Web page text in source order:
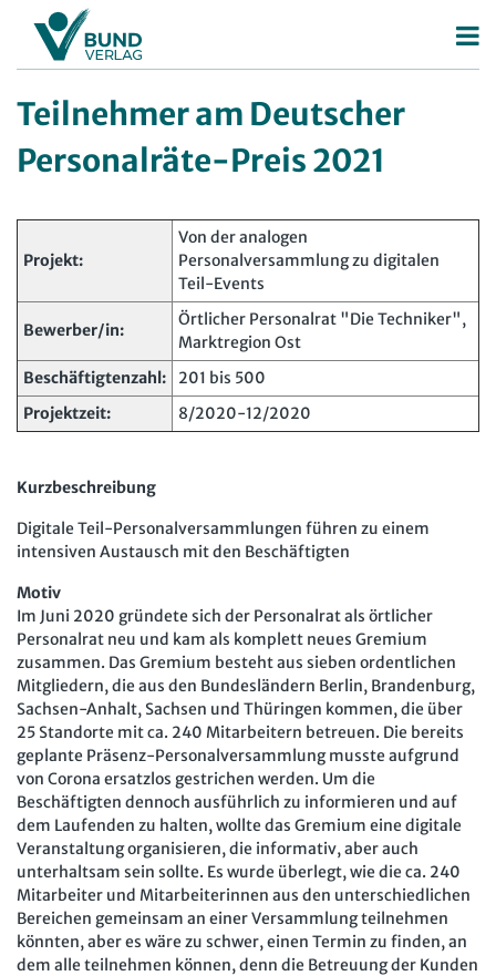
Mitbestimmung
Arbeitsschutz
Beschäftigtendatenschutz
Deutscher Betriebsrätepreis
Mitbestimmungskompass
Personalvertretungsrecht
Beschäftigtendatenschutz
Lexikon
JAV
Arbeit in der JAV
SBV
Arbeit in der MAV
Bücher
Zeitschriften
Arbeitsrecht im Betrieb
Der Personalrat
Computer und Arbeit
Gute Arbeit
Betriebsrat und Mitbestimmung
Arbeitsschutz und Mitbestimmung
Schwerbehindertenrecht und Inklusion
Fachmodule
Betriebsratswissen online
Beschäftigtendatenschutz online
Personalratswissen online
Schwerbehindertenrecht online
Arbeitszeit online
KI-Praxis Arbeitsrecht online
Software
Newsletter
Bund SHOP
Abo
mein Bund-Online
Teilnehmer am Deutscher
Personalräte-Preis 2021
Projekt:
Von der analogen
Personalversammlung zu digitalen
Teil-Events
Bewerber/in:
Örtlicher Personalrat "Die Techniker",
Marktregion Ost
Beschäftigtenzahl:
201 bis 500
Projektzeit:
8/2020-12/2020
Kurzbeschreibung
Digitale Teil-Personalversammlungen führen zu einem
intensiven Austausch mit den Beschäftigten
Motiv
Im Juni 2020 gründete sich der Personalrat als örtlicher
Personalrat neu und kam als komplett neues Gremium
zusammen. Das Gremium besteht aus sieben ordentlichen
Mitgliedern, die aus den Bundesländern Berlin, Brandenburg,
Sachsen-Anhalt, Sachsen und Thüringen kommen, die über
25 Standorte mit ca. 240 Mitarbeitern betreuen. Die bereits
geplante Präsenz-Personalversammlung musste aufgrund
von Corona ersatzlos gestrichen werden. Um die
Beschäftigten dennoch ausführlich zu informieren und auf
dem Laufenden zu halten, wollte das Gremium eine digitale
Veranstaltung organisieren, die informativ, aber auch
unterhaltsam sein sollte. Es wurde überlegt, wie die ca. 240
Mitarbeiter und Mitarbeiterinnen aus den unterschiedlichen
Bereichen gemeinsam an einer Versammlung teilnehmen
könnten, aber es wäre zu schwer, einen Termin zu finden, an
dem alle teilnehmen können, denn die Betreuung der Kunden